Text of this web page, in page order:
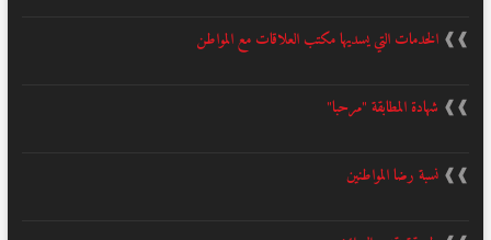
❱❱ الخدمات التي يسديها مكتب العلاقات مع المواطن
❱❱ شهادة المطابقة "مرحبا"
❱❱ نسبة رضا المواطنين